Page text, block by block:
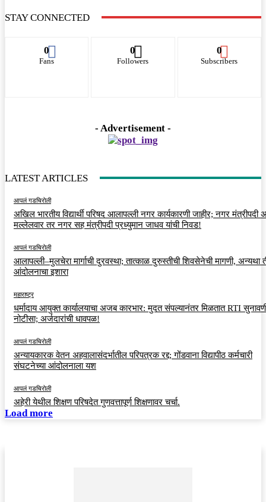
STAY CONNECTED
0
Fans
0
Followers
0
Subscribers
- Advertisement -
LATEST ARTICLES
आपलं गडचिरोली
अखिल भारतीय विद्यार्थी परिषद आलापल्ली नगर कार्यकारणी जाहीर; नगर मंत्रीपदी
मल्लेलवार तर नगर सह मंत्रीपदी प्रध्युमान जाधव यांची निवड!
आपलं गडचिरोली
आलापल्ली–मुलचेरा मार्गाची दुरवस्था; तात्काळ दुरुस्तीची शिवसेनेची मागणी, अन्यथा
आंदोलनाचा इशारा
महाराष्ट्र
धर्मादाय आयुक्त कार्यालयाचा अजब कारभार: मुदत संपल्यानंतर मिळतात RTI
नोटीसा; अर्जदारांची धावपळ!
आपलं गडचिरोली
अन्यायकारक वेतन अहवालासंदर्भातील परिपत्रक रद्द; गोंडवाना विद्यापीठ कर्मचारी
संघटनेच्या आंदोलनाला यश
आपलं गडचिरोली
अहेरी येथील शिक्षण परिषदेत गुणवत्तापूर्ण शिक्षणावर चर्चा.
Load more